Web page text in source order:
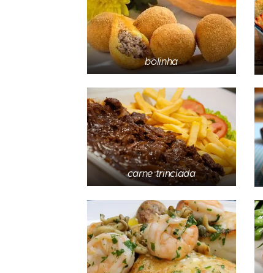
bolinha
carne trinciada